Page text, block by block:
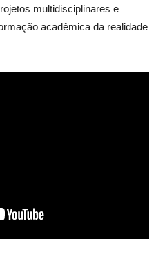
multidisciplinares e
acadêmica da realidade